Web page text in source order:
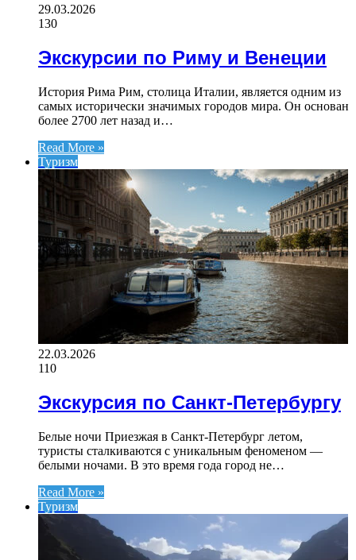
29.03.2026
130
Экскурсии по Риму и Венеции
История Рима Рим, столица Италии, является одним из
самых исторически значимых городов мира. Он основан
более 2700 лет назад и…
Read More »
Туризм
22.03.2026
110
Экскурсия по Санкт-Петербургу
Белые ночи Приезжая в Санкт-Петербург летом,
туристы сталкиваются с уникальным феноменом —
белыми ночами. В это время года город не…
Read More »
Туризм